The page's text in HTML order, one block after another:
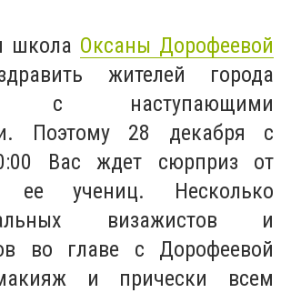
школа Оксаны Дорофеевой
жителей города
с наступающими
Поэтому 28 декабря с
Вас ждет сюрприз от
учениц. Несколько
визажистов и
во главе с Дорофеевой
и прически всем